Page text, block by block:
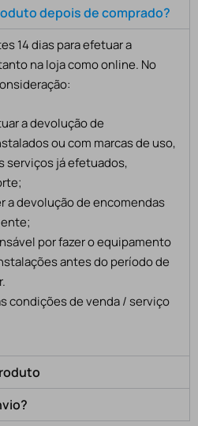
depois de comprado?
14 dias para efetuar a
na loja como online. No
a devolução de
ou com marcas de uso,
serviços já efetuados,
a devolução de encomendas
por fazer o equipamento
antes do período de
condições de venda / serviço